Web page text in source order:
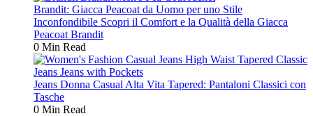
Brandit: Giacca Peacoat da Uomo per uno Stile
Inconfondibile Scopri il Comfort e la Qualità della Giacca
Peacoat Brandit
0 Min Read
Jeans Donna Casual Alta Vita Tapered: Pantaloni Classici con
Tasche
0 Min Read